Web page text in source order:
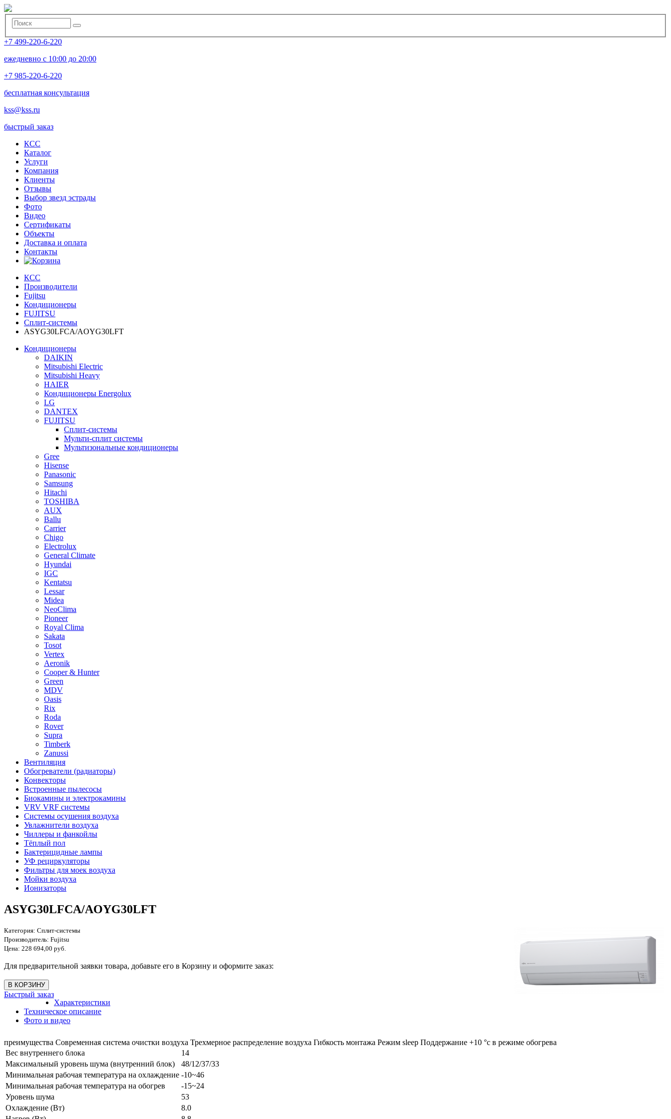
+7 499-220-6-220
ежедневно с 10:00 до 20:00
+7 985-220-6-220
бесплатная консультация
kss@kss.ru
быстрый заказ
КСС
Каталог
Услуги
Компания
Клиенты
Oтзывы
Выбор звезд эстрады
Фото
Видео
Сертификаты
Объекты
Доставка и оплата
Контакты
КСС
Производители
Fujitsu
Кондиционеры
FUJITSU
Сплит-системы
ASYG30LFCA/AOYG30LFT
Кондиционеры
DAIKIN
Mitsubishi Electric
Mitsubishi Heavy
HAIER
Кондиционеры Energolux
LG
DANTEX
FUJITSU
Сплит-системы
Мульти-сплит системы
Мультизональные кондиционеры
Gree
Hisense
Panasonic
Samsung
Hitachi
TOSHIBA
AUX
Ballu
Carrier
Chigo
Electrolux
General Climate
Hyundai
IGC
Kentatsu
Lessar
Midea
NeoClima
Pioneer
Royal Clima
Sakata
Tosot
Vertex
Aeronik
Cooper & Hunter
Green
MDV
Oasis
Rix
Roda
Rover
Supra
Timberk
Zanussi
Вентиляция
Обогреватели (радиаторы)
Конвекторы
Встроенные пылесосы
Биокамины и электрокамины
VRV VRF системы
Системы осушения воздуха
Увлажнители воздуха
Чиллеры и фанкойлы
Тёплый пол
Бактерицидные лампы
УФ рециркуляторы
Фильтры для моек воздуха
Мойки воздуха
Ионизаторы
ASYG30LFCA/AOYG30LFT
Категория: Сплит-системы
Производитель: Fujitsu
Цена: 228 694,00 руб.
Для предварительной заявки товара, добавьте его в Корзину и оформите заказ:
Быстрый заказ
Характеристики
Техническое описание
Фото и видео
преимущества Современная система очистки воздуха Трехмерное распределение воздуха Гибкость монтажа Режим sleep Поддержание +10 °с в режиме обогрева
Вес внутреннего блока
14
Максимальный уровень шума (внутренний блок)
48/12/37/33
Минимальная рабочая температура на охлаждение -10~46
Минимальная рабочая температура на обогрев
-15~24
Уровень шума
53
Охлаждение (Вт)
8.0